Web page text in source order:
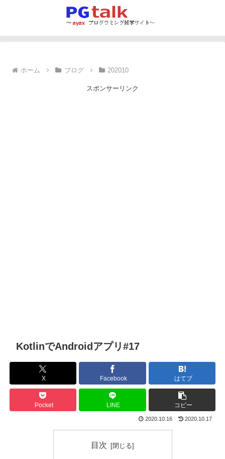
ホーム ブログ 202010
スポンサーリンク
KotlinでAndroidアプリ#17
X Facebook はてブ
Pocket LINE コピー
2020.10.16 2020.10.17
目次